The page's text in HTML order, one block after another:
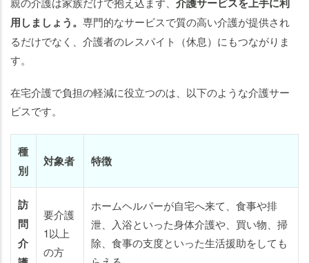
用しましょう。 専門的なサービスで質の高い介護が提供され
るだけでなく、介護者のレスパイト（休息）にもつながりま
す。
在宅介護で負担の軽減に役立つのは、以下のような介護サー
ビスです。
種
別
対象者 特徴
訪
問
介
要介護
1以上
の方
ホームヘルパーが自宅へ来て、食事や排
泄、入浴といった身体介護や、買い物、掃
除、食事の支度といった生活援助をしても